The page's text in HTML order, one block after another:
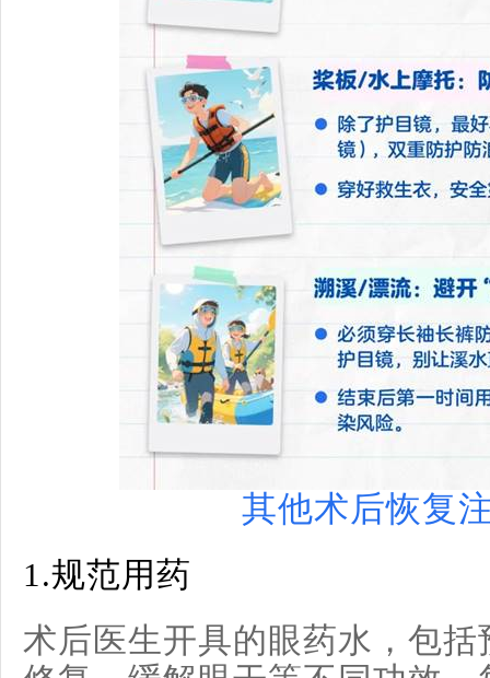
其他术后恢复
1.规范用药
术后医生开具的眼药水，包